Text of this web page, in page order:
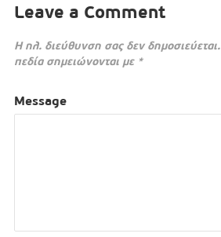
Leave a Comment
Η ηλ. διεύθυνση σας δεν δημοσιεύεται.
πεδία σημειώνονται με *
Message